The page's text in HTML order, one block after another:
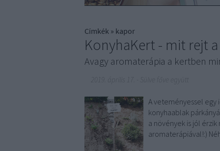
Címkék » kapor
KonyhaKert - mit rejt
Avagy aromaterápia a kertben
A veteményessel egy
konyhaablak
a növények is jól
aromaterápiával!:)